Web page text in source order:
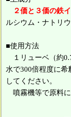
２価と３価の鉄
ルシウム・ナトリ
■使用方法
１リューベ（約
水で300倍程度に
してください。
噴霧機等で原料に